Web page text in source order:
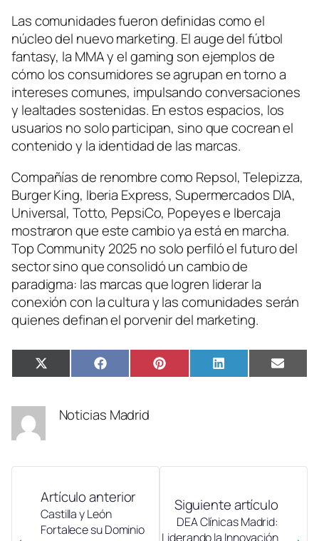
Las comunidades fueron definidas como el
núcleo del nuevo marketing. El auge del fútbol
fantasy, la MMA y el gaming son ejemplos de
cómo los consumidores se agrupan en torno a
intereses comunes, impulsando conversaciones
y lealtades sostenidas. En estos espacios, los
usuarios no solo participan, sino que cocrean el
contenido y la identidad de las marcas.
Compañías de renombre como Repsol, Telepizza,
Burger King, Iberia Express, Supermercados DIA,
Universal, Totto, PepsiCo, Popeyes e Ibercaja
mostraron que este cambio ya está en marcha.
Top Community 2025 no solo perfiló el futuro del
sector sino que consolidó un cambio de
paradigma: las marcas que logren liderar la
conexión con la cultura y las comunidades serán
quienes definan el porvenir del marketing.
Compartir
en
X
(Twitter)
Compartir
en
FacebookCompartir
en
PinterestCompartir
en
LinkedIn
en
Email
Noticias Madrid
Artículo anterior
Castilla y León
Fortalece su Dominio
Siguiente artículo
DEA Clínicas Madrid:
Liderando la Innovación